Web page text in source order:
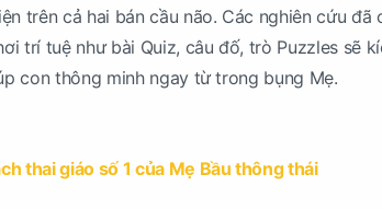
trên cả hai bán cầu não. Các nghiên cứu đã
trí tuệ như bài Quiz, câu đố, trò Puzzles sẽ
con thông minh ngay từ trong bụng Mẹ.
thai giáo số 1 của Mẹ Bầu thông thái